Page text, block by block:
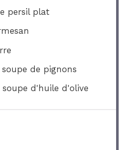
persil plat
de pignons
d'huile d'olive